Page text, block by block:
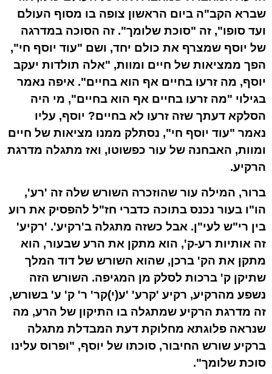
שברא הקב"ה ביום הראשון צופה בו מסוף העולם
ועד סופו", זה "סוכת שלומך". זה הסוכה במדרגה
של יוסף שמצרף את כולם יחד, ושם "עוד יוסף חי",
הפך ממציאות של חיים ומוות, "אלה תולדות יעקב
יוסף, מה זרעו בחיים אף הוא בחיים". איפה נאמר
בגילוי "מה זרעו בחיים אף הוא בחיים", מי היה
הסלקא דעתך שזה זרעו לא בחיים? יוסף, עליו
נאמר "עוד יוסף חי", נסתלק ממנו מציאות של חיים
ומוות, האבחנה של עור כפשוטו, ואז מתגלה מדרגת
הרקיע.
ברור, המילה עור שהוזכרה השורש שלה זה 'רע',
הו"ו בעור נכנס בתוכה כדברי חז"ל להפסיק את רוע
בין רי"ש לעי"ן. אבל כשזה מתגלה ב'רקיע'. 'רקיע'
זה אותיות רע-ק', הוא מתקן את הרע שבעור, הוא
מתקן את הק' ברכן, שהוא השורש של דוד המלך
שתיקן ק' ברכות לסלק מן המגיפה. השורש הזה
נשפע מהרקיע, רקיע 'קרע' 'ע(י)קר' ר' ק' ע' בשורש,
זה מדרגת הרקיע שמתגלה בו התיקון של הרע, מה
שנראה פלוגתא מחלוקת דעת המבדלת מתגלה
ברקיע שורש החיבור, סוכתו של יוסף, "ופרוס עלינו
סוכת שלומך".